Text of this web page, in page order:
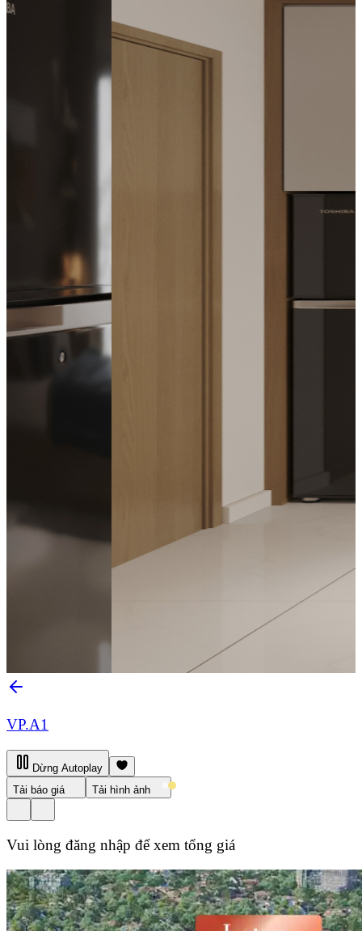
VP.A1
Dừng Autoplay
Tải báo giá
Tải hình ảnh
Vui lòng đăng nhập để xem tổng giá